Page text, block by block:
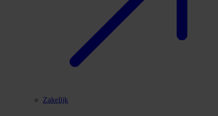
Zakelijk